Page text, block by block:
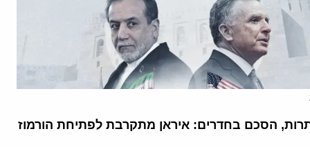
הסכם בחדרים: איראן מתקרבת לפתיחת הורמוז